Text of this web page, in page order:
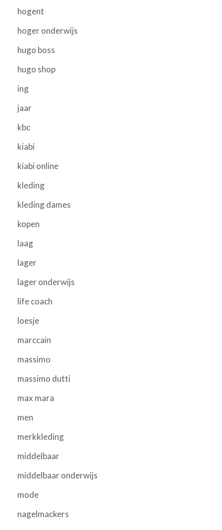
hogent
hoger onderwijs
hugo boss
hugo shop
ing
jaar
kbc
kiabi
kiabi online
kleding
kleding dames
kopen
laag
lager
lager onderwijs
life coach
loesje
marccain
massimo
massimo dutti
max mara
men
merkkleding
middelbaar
middelbaar onderwijs
mode
nagelmackers